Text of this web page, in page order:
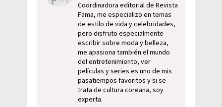
Coordinadora editorial de Revista
Fama, me especializo en temas
de estilo de vida y celebridades,
pero disfruto especialmente
escribir sobre moda y belleza,
me apasiona también el mundo
del entretenimiento, ver
películas y series es uno de mis
pasatiempos favoritos y si se
trata de cultura coreana, soy
experta.